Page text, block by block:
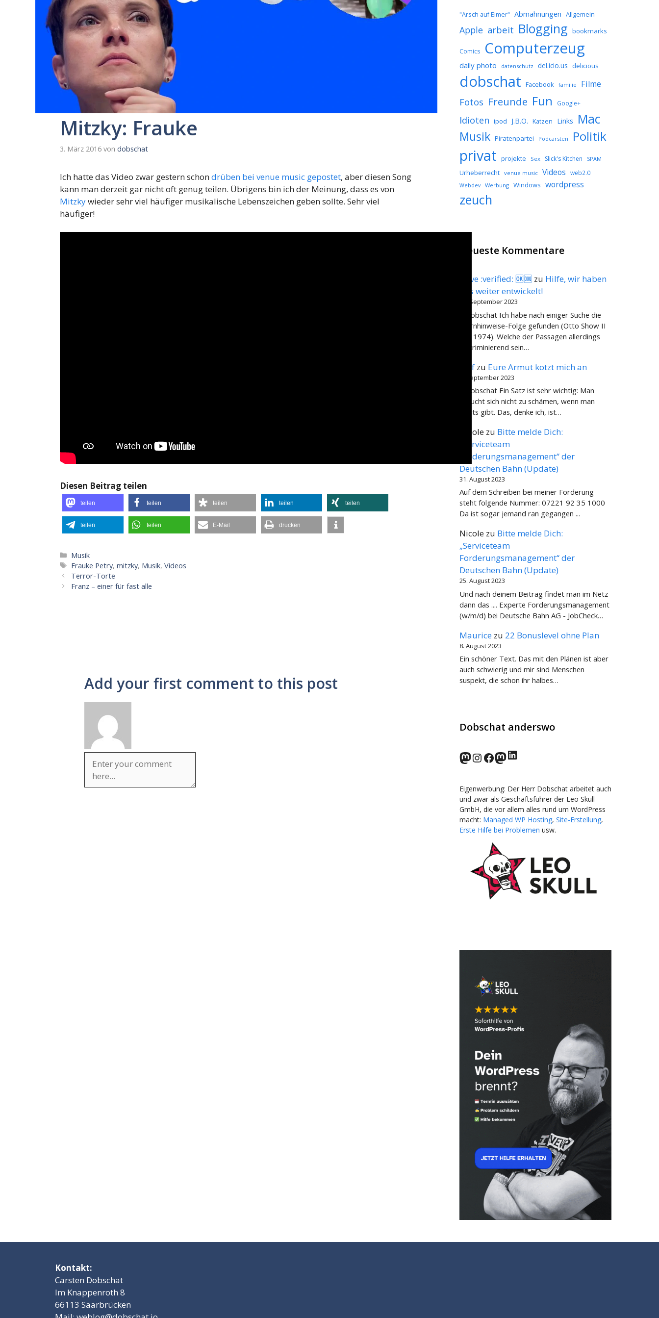
Mitzky: Frauke
3. März 2016 von dobschat
Ich hatte das Video zwar gestern schondrüben bei venue music gepostet, aber diesen Song
kann man derzeit gar nicht oft genug teilen. Übrigens bin ich der Meinung, dass es von
Mitzkywieder sehr viel häufiger musikalische Lebenszeichen geben sollte. Sehr viel
häufiger!
Diesen Beitrag teilen
teilen teilen teilen teilen teilen
teilen teilen E-Mail drucken
Kategorien
Musik
Schlagwörter
Frauke Petry,mitzky, Musik,Videos
Terror-Torte
Franz – einer für fast alle
Add your first comment to this post
"Arsch auf Eimer" Abmahnungen Allgemein
Apple arbeit Blogging bookmarks
Comics Computerzeug
daily photo datenschutz del.icio.us delicious
dobschat Facebook familie Filme
Fotos Freunde Fun Google+
Idioten ipod J.B.O. Katzen Links Mac
Musik Piratenpartei Podcarsten Politik
privat projekte Sex Slick's Kitchen SPAM
Urheberrecht venue music Videos web2.0
Webdev Werbung Windows wordpress
zeuch
Neueste Kommentare
Dave :verified: 🆗🆒 zu Hilfe, wir haben
uns weiter entwickelt!
15. September 2023
@dobschat Ich habe nach einiger Suche die
Warnhinweise-Folge gefunden (Otto Show II
von 1974). Welche der Passagen allerdings
diskriminierend sein…
Rolf zu Eure Armut kotzt mich an
2. September 2023
@dobschat Ein Satz ist sehr wichtig: Man
braucht sich nicht zu schämen, wenn man
nichts gibt. Das, denke ich, ist…
Nicole zu Bitte melde Dich:
„Serviceteam
Forderungsmanagement“ der
Deutschen Bahn (Update)
31. August 2023
Auf dem Schreiben bei meiner Forderung
steht folgende Nummer: 07221 92 35 1000
Da ist sogar jemand ran gegangen ...
Nicole zu Bitte melde Dich:
„Serviceteam
Forderungsmanagement“ der
Deutschen Bahn (Update)
25. August 2023
Und nach deinem Beitrag findet man im Netz
dann das .... Experte Forderungsmanagement
(w/m/d) bei Deutsche Bahn AG - JobCheck…
Maurice zu 22 Bonuslevel ohne Plan
8. August 2023
Ein schöner Text. Das mit den Plänen ist aber
auch schwierig und mir sind Menschen
suspekt, die schon ihr halbes…
Dobschat anderswo
norden.social
Instagram
Facebook
wp-punks.social
LinkedIn
Eigenwerbung: Der Herr Dobschat arbeitet auch
und zwar als Geschäftsführer der Leo Skull
GmbH, die vor allem alles rund um WordPress
macht: Managed WP Hosting, Site-Erstellung,
Erste Hilfe bei Problemen usw.
Kontakt:
Carsten Dobschat
Im Knappenroth 8
66113 Saarbrücken